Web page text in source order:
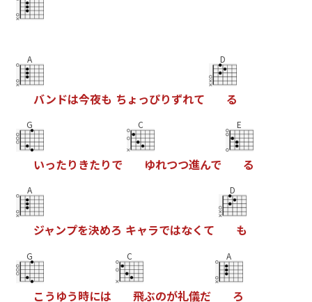
A
バン ドは今夜も ちょ っぴりずれて
D
る
G
いったり きたりで
C
ゆれつつ進んで
E
る
A
ジャンプを決めろ キャラではなく て
D
も
G
こ う ゆう時には
C
飛ぶのが礼儀だ
A
ろ